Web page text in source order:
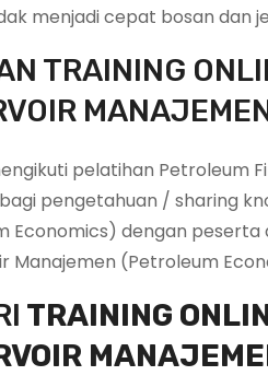
menjadi cepat bosan dan
TRAINING
pelatihan Petroleum
pengetahuan / sharing
Economics) dengan
Manajemen (Petroleum
TRAINING